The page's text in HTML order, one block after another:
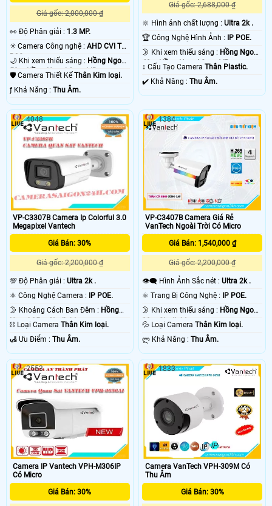
Giá gốc: 2,000,000 ₫
️👀 Độ Phân giải : 1.3 MP.
✳️ Camera Công nghệ : AHD CVI TVI
BCS.
🌙 Khi xem thiếu sáng : Hồng Ngoại
50m Hồng Ngoại Smart IR.
🛡 Camera Thiết Kế Thân Kim loại.
️ƒ Khả Năng : Thu Âm.
Giá gốc: 2,688,000 ₫
🔆 Hình ảnh chất lượng :Ultra 2k .
🏆 Công Nghệ Hình Ảnh :
IP POE.
🌛 Khi xem thiếu sáng : Hồng Ngoại
40m Hồng Ngoại Smart IR.
↕️ Cấu Tạo CameraThân Plastic.
️✔️ Khả Năng :Thu Âm.
VP-C3307B Camera Ip Colorful 3.0
Megapixel Vantech
Giá Bán: 30%
Giá gốc: 2,200,000 ₫
💯 Độ Phân giải : Ultra 2k .
⚛️ Công Nghệ Camera : IP POE.
🌛 Khoảng Cách Ban Đêm : Hồng
Ngoại 25m Starlight.
⛓ Loại Camera Thân Kim loại.
️🛃 Ưu Điểm : Thu Âm.
4048
VP-C3407B Camera Giá Rẻ
VanTech Ngoài Trời Có Micro
Giá Bán: 1,540,000 ₫
Giá gốc: 2,200,000 ₫
👁️‍🗨 Hình Ảnh Sắc nét :Ultra 2k .
⚛️ Trang Bị Công Nghệ : IP POE.
🌛 Khi xem thiếu sáng : Hồng Ngoại
20m Starlight.
💦 Loại CameraThân Kim loại.
️ლ Khả Năng :Thu Âm.
1384
Camera IP Vantech VPH-M306IP
Có Micro
Giá Bán: 30%
2553
Camera VanTech VPH-309M Có
Thu Âm
Giá Bán: 30%
1833